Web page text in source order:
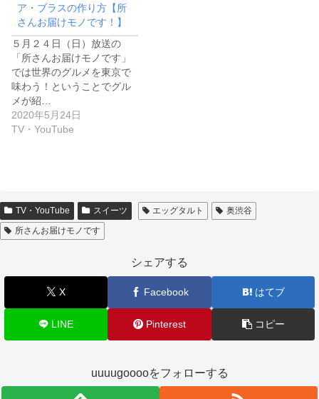
ア・ブラスの作り方【所
さんお届けモノです！】
５月２４日（日）放送の
「所さんお届けモノです」
では世界のグルメを東京で
味わう！ということでグル
メが紹…
2020年5月24日
TV・YouTube
TV・YouTube スイーツ エッグタルト
奥渋谷
所さんお届けモノです
シェアする
X Facebook はてブ
LINE Pinterest コピー
uuuugooooをフォローする